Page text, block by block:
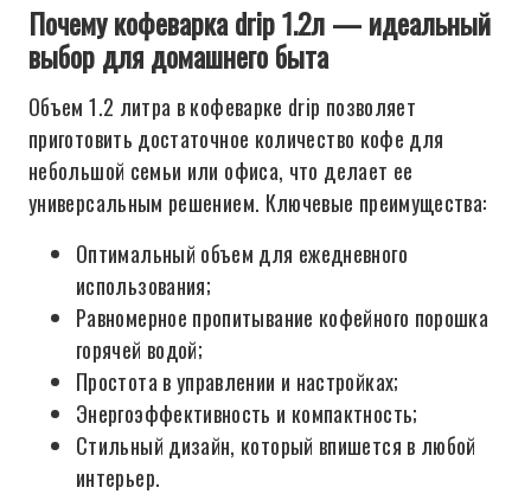
Почему кофеварка drip 1.2л — идеальный
выбор для домашнего быта
Объем 1.2 литра в кофеварке drip позволяет
приготовить достаточное количество кофе для
небольшой семьи или офиса, что делает ее
универсальным решением. Ключевые преимущества:
Оптимальный объем для ежедневного
использования;
Равномерное пропитывание кофейного порошка
горячей водой;
Простота в управлении и настройках;
Энергоэффективность и компактность;
Стильный дизайн, который впишется в любой
интерьер.